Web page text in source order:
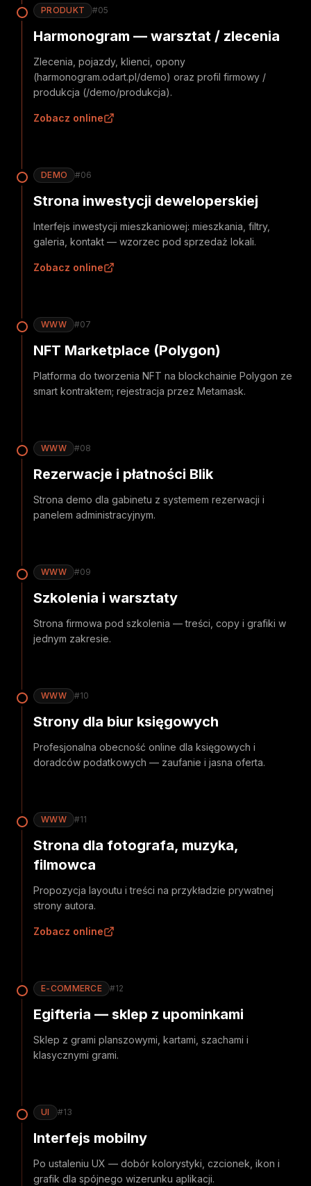
PRODUKT #05
Harmonogram — warsztat / zlecenia
Zlecenia, pojazdy, klienci, opony
(harmonogram.odart.pl/demo) oraz profil firmowy /
produkcja (/demo/produkcja).
Zobacz online
DEMO #06
Strona inwestycji deweloperskiej
Interfejs inwestycji mieszkaniowej: mieszkania, filtry,
galeria, kontakt — wzorzec pod sprzedaż lokali.
Zobacz online
WWW #07
NFT Marketplace (Polygon)
Platforma do tworzenia NFT na blockchainie Polygon ze
smart kontraktem; rejestracja przez Metamask.
WWW #08
Rezerwacje i płatności Blik
Strona demo dla gabinetu z systemem rezerwacji i
panelem administracyjnym.
WWW #09
Szkolenia i warsztaty
Strona firmowa pod szkolenia — treści, copy i grafiki w
jednym zakresie.
WWW #10
Strony dla biur księgowych
Profesjonalna obecność online dla księgowych i
doradców podatkowych — zaufanie i jasna oferta.
WWW #11
Strona dla fotografa, muzyka,
filmowca
Propozycja layoutu i treści na przykładzie prywatnej
strony autora.
Zobacz online
E-COMMERCE #12
Egifteria — sklep z upominkami
Sklep z grami planszowymi, kartami, szachami i
klasycznymi grami.
UI #13
Interfejs mobilny
Po ustaleniu UX — dobór kolorystyki, czcionek, ikon i
grafik dla spójnego wizerunku aplikacji.